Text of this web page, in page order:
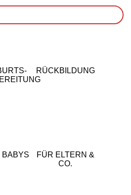
RÜCKBILDUNG
BABYS
FÜR ELTERN &
CO.